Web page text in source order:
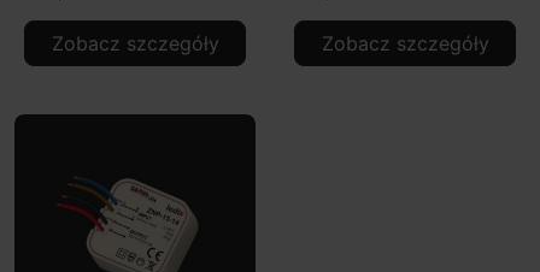
Zobacz szczegóły Zobacz szczegóły